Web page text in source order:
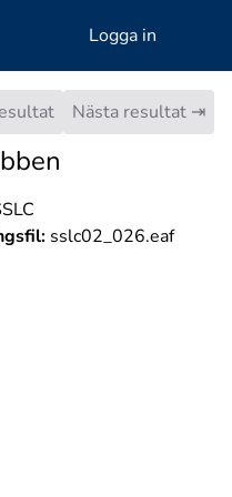
Logga in
Nästa resultat ⇥
sslc02_026.eaf